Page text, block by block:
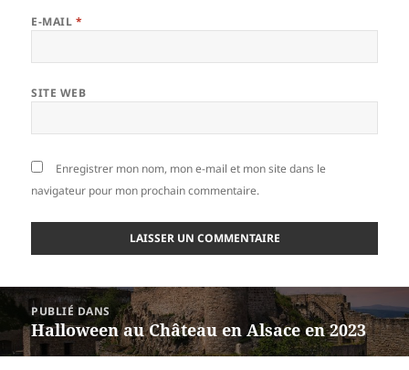
E-MAIL *
SITE WEB
Enregistrer mon nom, mon e-mail et mon site dans le
navigateur pour mon prochain commentaire.
Navigation
l’article
PUBLIÉ DANS
Halloween au Château en Alsace en 2023